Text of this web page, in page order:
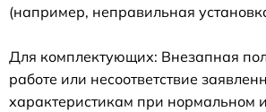
(например, неправильная
Для комплектующих: Внезапная
работе или несоответствие
характеристикам при нормальном